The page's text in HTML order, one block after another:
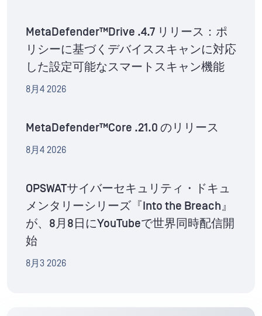
MetaDefender™Drive .4.7 リリース：ポ
リシーに基づくデバイススキャンに対応
した設定可能なスマートスキャン機能
8月4 2026
MetaDefender™Core .21.0 のリリース
8月4 2026
OPSWATサイバーセキュリティ・ドキュ
メンタリーシリーズ『Into the Breach』
が、8月8日にYouTubeで世界同時配信開
始
8月3 2026